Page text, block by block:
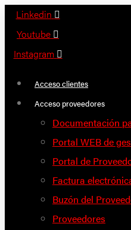
Saltar
contenido
Linkedin
Youtube
Instagram
Acceso clientes
Acceso proveedores
Documentación
Portal WEB de
Portal de
Factura
Buzón del
Proveedores